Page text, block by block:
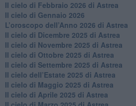
​Il cielo di Febbraio 2026 di Astrea
Il cielo di Gennaio 2026
​L’oroscopo dell’Anno 2026 di Astrea
​Il cielo di Dicembre 2025 di Astrea
​Il cielo di Novembre 2025 di Astrea
​Il cielo di Ottobre 2025 di Astrea
Il cielo di Settembre 2025 di Astrea
Il cielo dell’Estate 2025 di Astrea
​Il cielo di Maggio 2025 di Astrea
​Il cielo di Aprile 2025 di Astrea